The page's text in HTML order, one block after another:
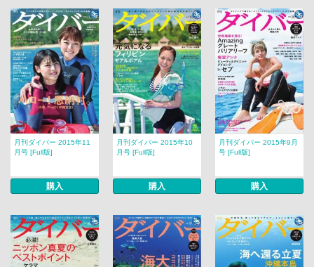
月刊ダイバー 2015年11
月号 [Full版]
購入
月刊ダイバー 2015年10
月号 [Full版]
購入
月刊ダイバー 2015年9月
号 [Full版]
購入